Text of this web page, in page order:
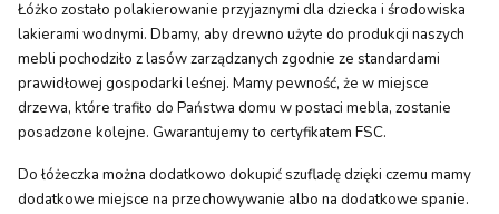
Łóżko zostało polakierowanie przyjaznymi dla dziecka i środowiska
lakierami wodnymi. Dbamy, aby drewno użyte do produkcji naszych
mebli pochodziło z lasów zarządzanych zgodnie ze standardami
prawidłowej gospodarki leśnej. Mamy pewność, że w miejsce
drzewa, które trafiło do Państwa domu w postaci mebla, zostanie
posadzone kolejne. Gwarantujemy to certyfikatem FSC.
Do łóżeczka można dodatkowo dokupić szufladę dzięki czemu mamy
dodatkowe miejsce na przechowywanie albo na dodatkowe spanie.